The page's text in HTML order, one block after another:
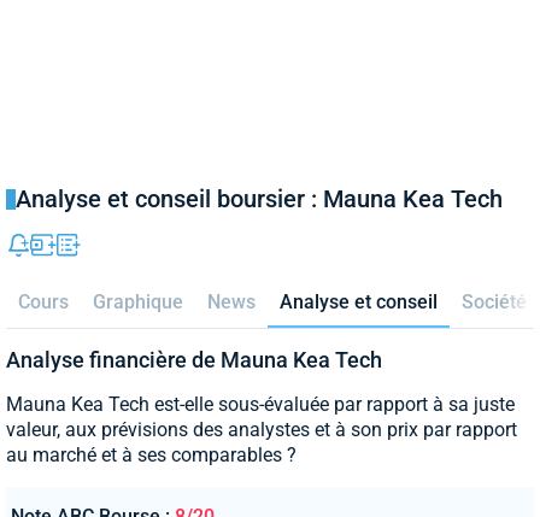
Analyse et conseil boursier : Mauna Kea Tech
Cours Graphique News Analyse et conseil Société
Analyse financière de Mauna Kea Tech
Mauna Kea Tech est-elle sous-évaluée par rapport à sa juste
valeur, aux prévisions des analystes et à son prix par rapport
au marché et à ses comparables ?